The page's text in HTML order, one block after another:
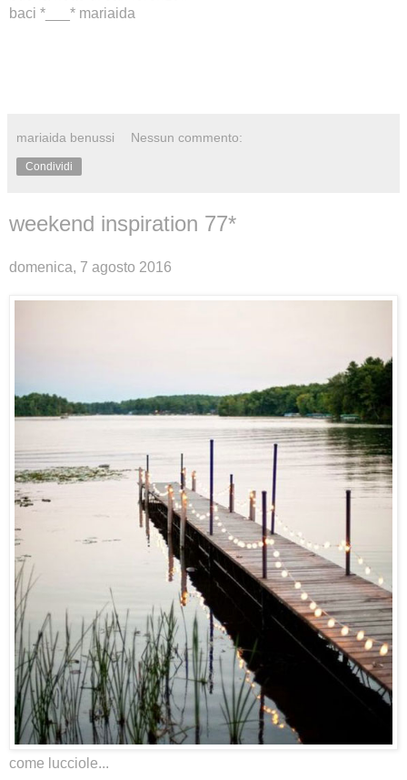
baci *___* mariaida
mariaida benussi Nessun commento:
Condividi
weekend inspiration 77*
domenica, 7 agosto 2016
come lucciole...